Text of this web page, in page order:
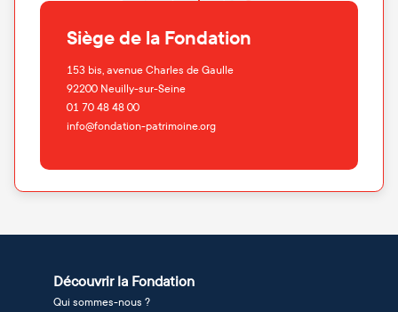
Siège de la Fondation
153 bis, avenue Charles de Gaulle
92200 Neuilly-sur-Seine
01 70 48 48 00
info@fondation-patrimoine.org
Découvrir la Fondation
Qui sommes-nous ?